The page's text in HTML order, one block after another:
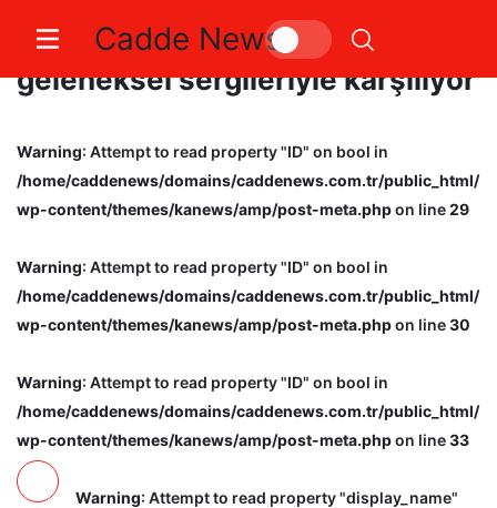
Cadde News
Yıldız Holding Ramazan’ı
geleneksel sergileriyle karşılıyor
Warning: Attempt to read property "ID" on bool in
/home/caddenews/domains/caddenews.com.tr/public_html/
wp-content/themes/kanews/amp/post-meta.phpon line29
Warning: Attempt to read property "ID" on bool in
/home/caddenews/domains/caddenews.com.tr/public_html/
wp-content/themes/kanews/amp/post-meta.phpon line30
Warning: Attempt to read property "ID" on bool in
/home/caddenews/domains/caddenews.com.tr/public_html/
wp-content/themes/kanews/amp/post-meta.phpon line33
Warning: Attempt to read property "display_name"